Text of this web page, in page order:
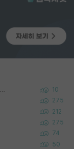
Korea University 수학, 컴퓨터과학 이학사, UC Berkeley 산업공학 대학원 공학박사가 되는 것은 쉽지 않겠죠? 10
275
212
275
74
50